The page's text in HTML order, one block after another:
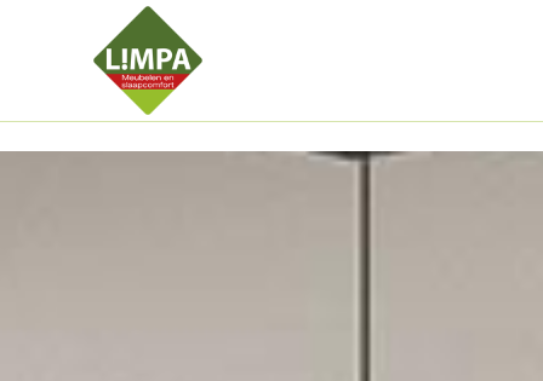
Anhangerma Sommersch